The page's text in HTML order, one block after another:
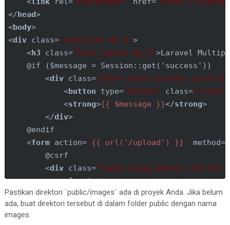
    }
</ head>
<body>
<div class="container mt-5">
<h3 class="text-center mb-5">Laravel
    @if ($message = Session::get('success'))
<div class="alert alert-success alert-
<button type="button" class="close"
<strong>{{ $message }}</strong>
</div>
    @endif
<form action="{{ url('/upload') }}" method=
        @csrf
<div class="input-group hdtuto control-
<input type="file" name="images[]"
</div>
<button type="submit" class ="btn btn-
</
Pastikan direktori `public/images` ada di proyek Anda. Jika belum
ada, buat direktori tersebut di dalam folder public dengan nama
images.